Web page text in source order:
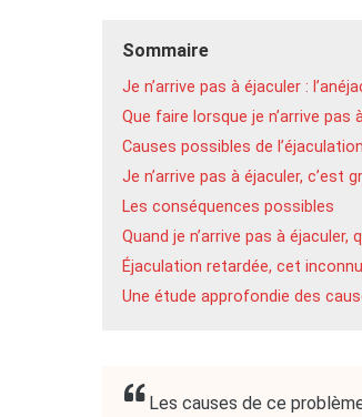
Sommaire
Je n’arrive pas à éjaculer :
Que faire lorsque je n’arrive pas
Causes possibles de
Je n’arrive pas à éjaculer, c’est
Les conséquences possibles
Quand je n’arrive pas à
Éjaculation retardée, cet inconnu
Une étude approfondie des
Les causes de ce